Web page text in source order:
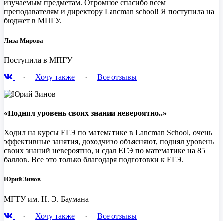
изучаемым предметам. Огромное спасибо всем
преподавателям и директору Lancman school! Я поступила на
бюджет в МПГУ.
Лиза Мирова
Поступила в МПГУ
· Хочу также · Все отзывы
«Поднял уровень своих знаний невероятно..»
Ходил на курсы ЕГЭ по математике в Lancman School, очень
эффективные занятия, доходчиво объясняют, поднял уровень
своих знаний невероятно, и сдал ЕГЭ по математике на 85
баллов. Все это только благодаря подготовки к ЕГЭ.
Юрий Зинов
МГТУ им. Н. Э. Баумана
· Хочу также · Все отзывы